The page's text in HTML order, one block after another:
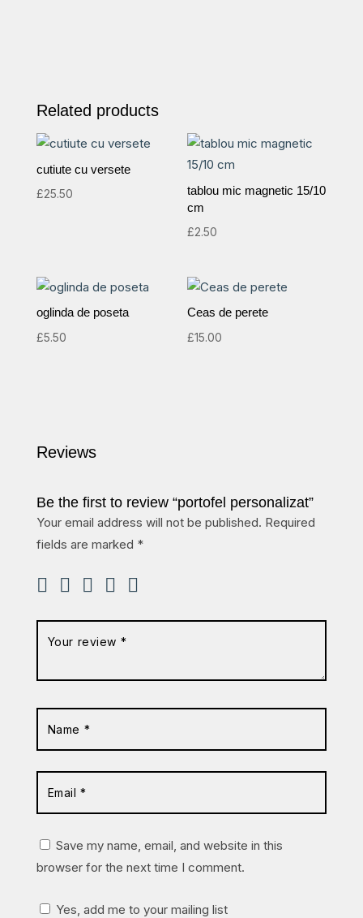
Related products
cutiute cu versete
£25.50
tablou mic magnetic 15/10
cm
£2.50
oglinda de poseta
£5.50
Ceas de perete
£15.00
Reviews
Be the first to review “portofel personalizat”
Your email address will not be published. Required
fields are marked *
Save my name, email, and website in this
browser for the next time I comment.
Yes, add me to your mailing list